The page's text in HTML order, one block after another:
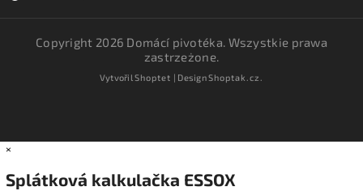
Copyright 2026 Domácí pivotéka . Wszystkie prawa
zastrzeżone.
VytvořilShoptet | DesignShoptak.cz.
×
Splátková kalkulačka ESSOX